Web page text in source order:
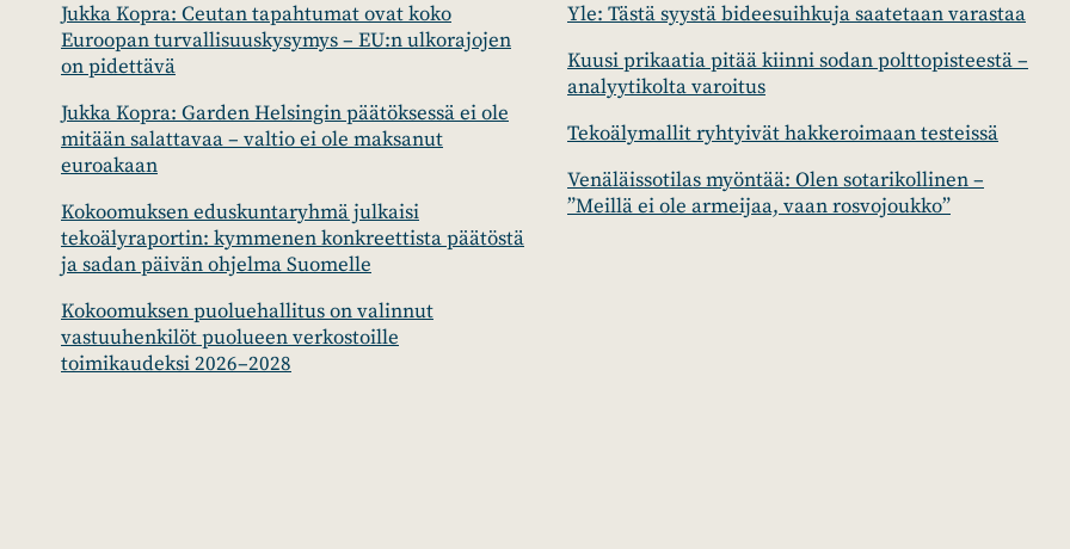
Jukka Kopra: Ceutan tapahtumat ovat koko
Euroopan turvallisuuskysymys – EU:n ulkorajojen
on pidettävä
Jukka Kopra: Garden Helsingin päätöksessä ei ole
mitään salattavaa – valtio ei ole maksanut
euroakaan
Kokoomuksen eduskuntaryhmä julkaisi
tekoälyraportin: kymmenen konkreettista päätöstä
ja sadan päivän ohjelma Suomelle
Kokoomuksen puoluehallitus on valinnut
vastuuhenkilöt puolueen verkostoille
toimikaudeksi 2026–2028
Yle: Tästä syystä bideesuihkuja saatetaan varastaa
Kuusi prikaatia pitää kiinni sodan polttopisteestä –
analyytikolta varoitus
Tekoälymallit ryhtyivät hakkeroimaan testeissä
Venäläissotilas myöntää: Olen sotarikollinen –
”Meillä ei ole armeijaa, vaan rosvojoukko”